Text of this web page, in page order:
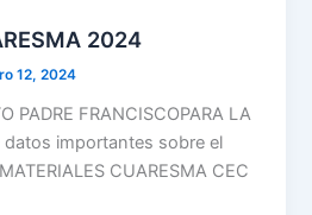
2024
12, 2024
PADRE FRANCISCOPARA LA
datos importantes sobre el
CUARESMA CEC